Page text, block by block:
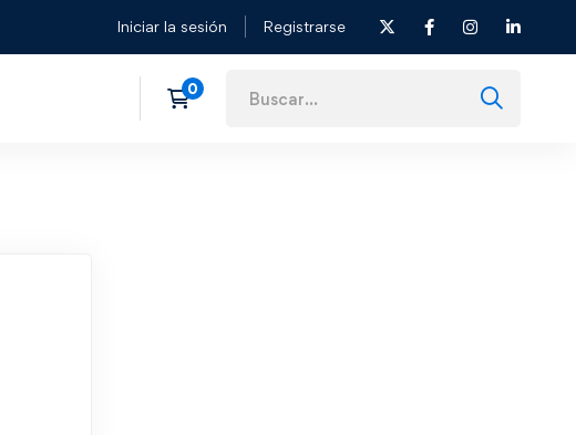
Iniciar la sesión Registrarse